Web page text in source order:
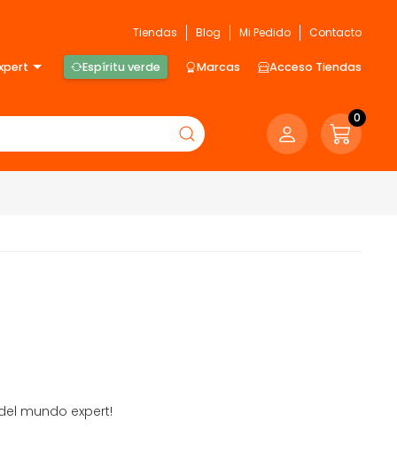
Tiendas
Blog Mi Pedido Contacto
Espíritu verde Marcas Acceso Tiendas
0
mundo expert!